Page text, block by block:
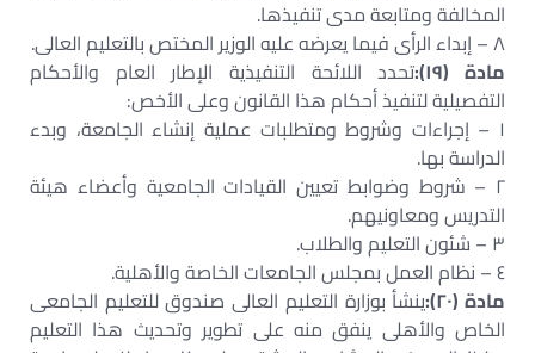
المخالفة ومتابعة مدى تنفيذها.
٨ – إبداء الرأى فيما يعرضه عليه الوزير المختص بالتعليم العالى.
مادة (١٩):
تحدد اللائحة التنفيذية الإطار العام والأحكام
التفصيلية لتنفيذ أحكام هذا القانون وعلى الأخص:
١ – إجراءات وشروط ومتطلبات عملية إنشاء الجامعة، وبدء
الدراسة بها.
٢ – شروط وضوابط تعيين القيادات الجامعية وأعضاء هيئة
التدريس ومعاونيهم.
٣ – شئون التعليم والطلاب.
٤ – نظام العمل بمجلس الجامعات الخاصة والأهلية.
مادة (٢٠):
ينشأ بوزارة التعليم العالى صندوق للتعليم الجامعى
الخاص والأهلى ينفق منه على تطوير وتحديث هذا التعليم